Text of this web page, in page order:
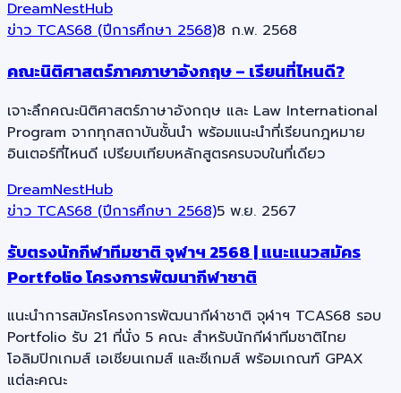
DreamNestHub
ข่าว TCAS68 (ปีการศึกษา 2568)8 ก.พ. 2568
คณะนิติศาสตร์ภาคภาษาอังกฤษ – เรียนที่ไหนดี?
เจาะลึกคณะนิติศาสตร์ภาษาอังกฤษ และ Law International
Program จากทุกสถาบันชั้นนำ พร้อมแนะนำที่เรียนกฎหมาย
อินเตอร์ที่ไหนดี เปรียบเทียบหลักสูตรครบจบในที่เดียว
DreamNestHub
ข่าว TCAS68 (ปีการศึกษา 2568)5 พ.ย. 2567
รับตรงนักกีฬาทีมชาติ จุฬาฯ 2568 | แนะแนวสมัคร
Portfolio โครงการพัฒนากีฬาชาติ
แนะนำการสมัครโครงการพัฒนากีฬาชาติ จุฬาฯ TCAS68 รอบ
Portfolio รับ 21 ที่นั่ง 5 คณะ สำหรับนักกีฬาทีมชาติไทย
โอลิมปิกเกมส์ เอเชียนเกมส์ และซีเกมส์ พร้อมเกณฑ์ GPAX
แต่ละคณะ